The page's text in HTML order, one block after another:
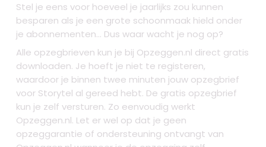
Stel je eens voor hoeveel je jaarlijks zou kunnen
besparen als je een grote schoonmaak hield onder
je abonnementen... Dus waar wacht je nog op?
Alle opzegbrieven kun je bij Opzeggen.nl direct gratis
downloaden. Je hoeft je niet te registeren,
waardoor je binnen twee minuten jouw opzegbrief
voor Storytel al gereed hebt. De gratis opzegbrief
kun je zelf versturen. Zo eenvoudig werkt
Opzeggen.nl. Let er wel op dat je geen
opzeggarantie of ondersteuning ontvangt van